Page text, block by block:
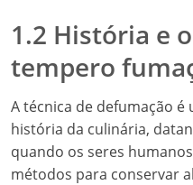
1.2 História e
tempero
A técnica de defumação é
história da culinária,
quando os seres
métodos para conservar